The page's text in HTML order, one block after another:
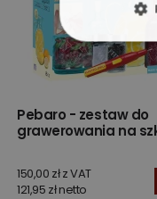
Pebaro - zestaw do
grawerowania na
150,00 zł z VAT
121,95 zł netto